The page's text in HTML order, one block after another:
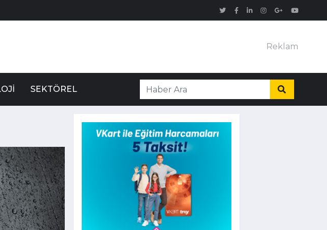
Reklam
SEKTÖREL